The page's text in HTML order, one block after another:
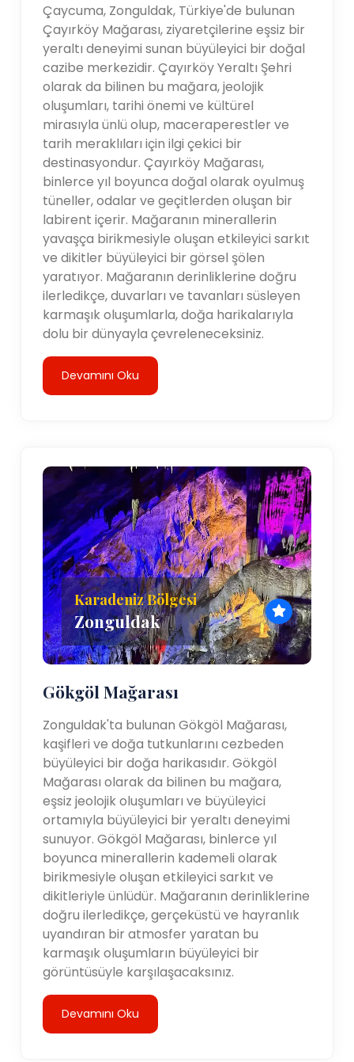
Çaycuma, Zonguldak, Türkiye'de bulunan
Çayırköy Mağarası, ziyaretçilerine eşsiz bir
yeraltı deneyimi sunan büyüleyici bir doğal
cazibe merkezidir. Çayırköy Yeraltı Şehri
olarak da bilinen bu mağara, jeolojik
oluşumları, tarihi önemi ve kültürel
mirasıyla ünlü olup, maceraperestler ve
tarih meraklıları için ilgi çekici bir
destinasyondur. Çayırköy Mağarası,
binlerce yıl boyunca doğal olarak oyulmuş
tüneller, odalar ve geçitlerden oluşan bir
labirent içerir. Mağaranın minerallerin
yavaşça birikmesiyle oluşan etkileyici sarkıt
ve dikitler büyüleyici bir görsel şölen
yaratıyor. Mağaranın derinliklerine doğru
ilerledikçe, duvarları ve tavanları süsleyen
karmaşık oluşumlarla, doğa harikalarıyla
dolu bir dünyayla çevreleneceksiniz.
Devamını Oku
Karadeniz Bölgesi
Zonguldak
Gökgöl Mağarası
Zonguldak'ta bulunan Gökgöl Mağarası,
kaşifleri ve doğa tutkunlarını cezbeden
büyüleyici bir doğa harikasıdır. Gökgöl
Mağarası olarak da bilinen bu mağara,
eşsiz jeolojik oluşumları ve büyüleyici
ortamıyla büyüleyici bir yeraltı deneyimi
sunuyor. Gökgöl Mağarası, binlerce yıl
boyunca minerallerin kademeli olarak
birikmesiyle oluşan etkileyici sarkıt ve
dikitleriyle ünlüdür. Mağaranın derinliklerine
doğru ilerledikçe, gerçeküstü ve hayranlık
uyandıran bir atmosfer yaratan bu
karmaşık oluşumların büyüleyici bir
görüntüsüyle karşılaşacaksınız.
Devamını Oku